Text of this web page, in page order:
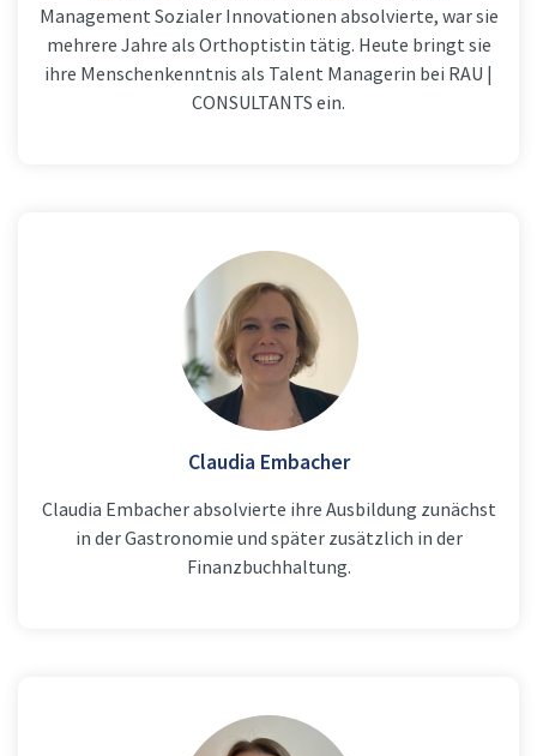
Management Sozialer Innovationen absolvierte, war sie
mehrere Jahre als Orthoptistin tätig. Heute bringt sie
ihre Menschenkenntnis als Talent Managerin bei RAU |
CONSULTANTS ein.
Claudia Embacher
Claudia Embacher absolvierte ihre Ausbildung zunächst
in der Gastronomie und später zusätzlich in der
Finanzbuchhaltung.